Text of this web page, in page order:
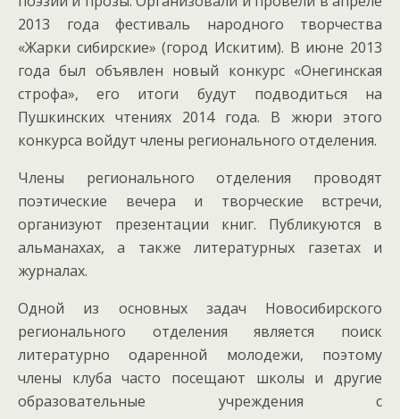
2013 года фестиваль народного творчества
«Жарки сибирские» (город Искитим). В июне 2013
года был объявлен новый конкурс «Онегинская
строфа», его итоги будут подводиться на
Пушкинских чтениях 2014 года. В жюри этого
конкурса войдут члены регионального отделения.
Члены регионального отделения проводят
поэтические вечера и творческие встречи,
организуют презентации книг. Публикуются в
альманахах, а также литературных газетах и
журналах.
Одной из основных задач Новосибирского
регионального отделения является поиск
литературно одаренной молодежи, поэтому
члены клуба часто посещают школы и другие
образовательные учреждения с